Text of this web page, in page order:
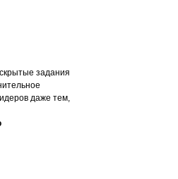
задания
даже тем,